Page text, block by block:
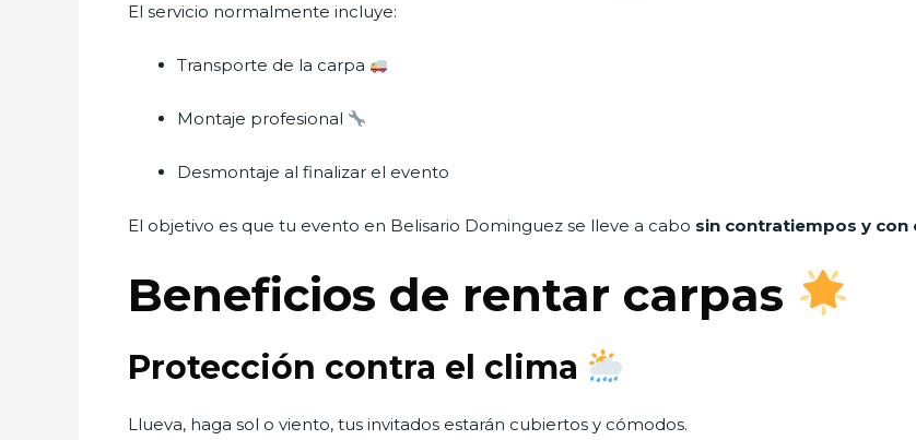
El servicio normalmente incluye:
Transporte de la carpa
Montaje profesional
Desmontaje al finalizar el evento
El objetivo es que tu evento en Belisario Dominguez se lleve a cabo sin contratiempos y
Beneficios de rentar carpas
Protección contra el clima
Llueva, haga sol o viento, tus invitados estarán cubiertos y cómodos.